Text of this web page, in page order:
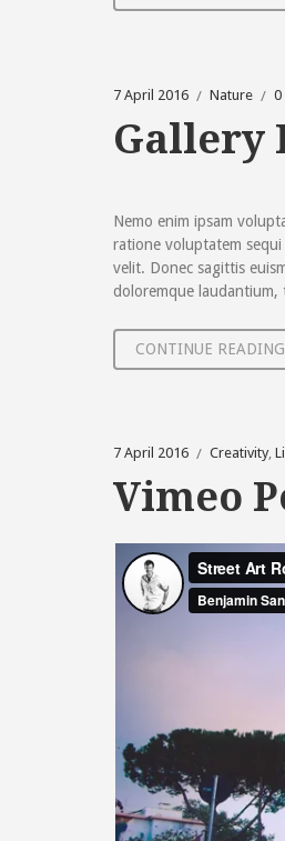
7 April 2016 Nature 0
Gallery
Nemo enim ipsam
ratione voluptatem
velit. Donec sagittis
doloremque laudantium,
CONTINUE READING
7 April 2016 Creativity,
Vimeo